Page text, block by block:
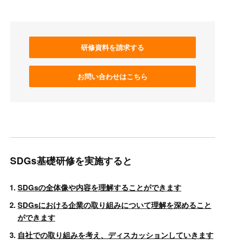
研修資料を請求する
お問い合わせはこちら
SDGs基礎研修を実施すると
SDGsの全体像や内容を理解することができます
SDGsにおける企業の取り組みについて理解を深めること
ができます
自社での取り組みを考え、ディスカッションしていきます